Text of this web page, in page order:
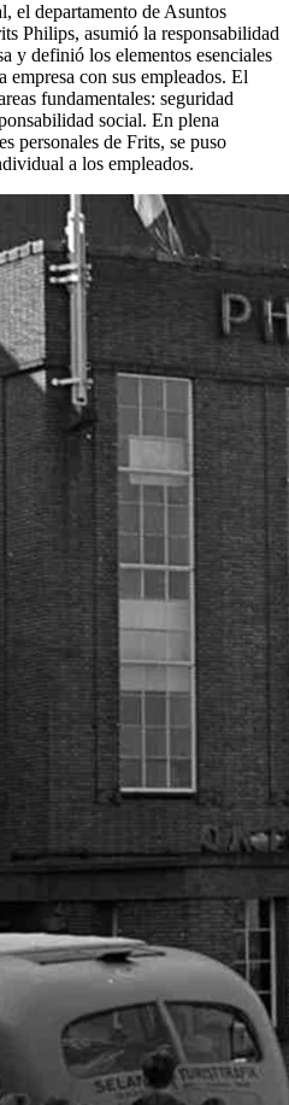
el departamento de Asuntos
Philips, asumió la responsabilidad
y definió los elementos esenciales
empresa con sus empleados. El
fundamentales: seguridad
social. En plena
personales de Frits, se puso
a los empleados.